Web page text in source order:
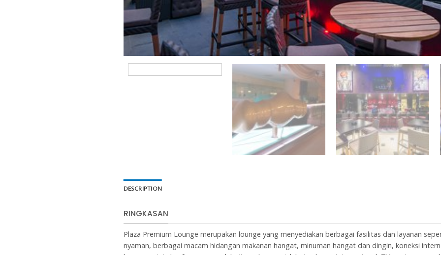
DESCRIPTION
RINGKASAN
Plaza Premium Lounge merupakan lounge yang menyediakan berbagai fasilitas dan layanan
nyaman, berbagai macam hidangan makanan hangat, minuman hangat dan dingin, koneksi